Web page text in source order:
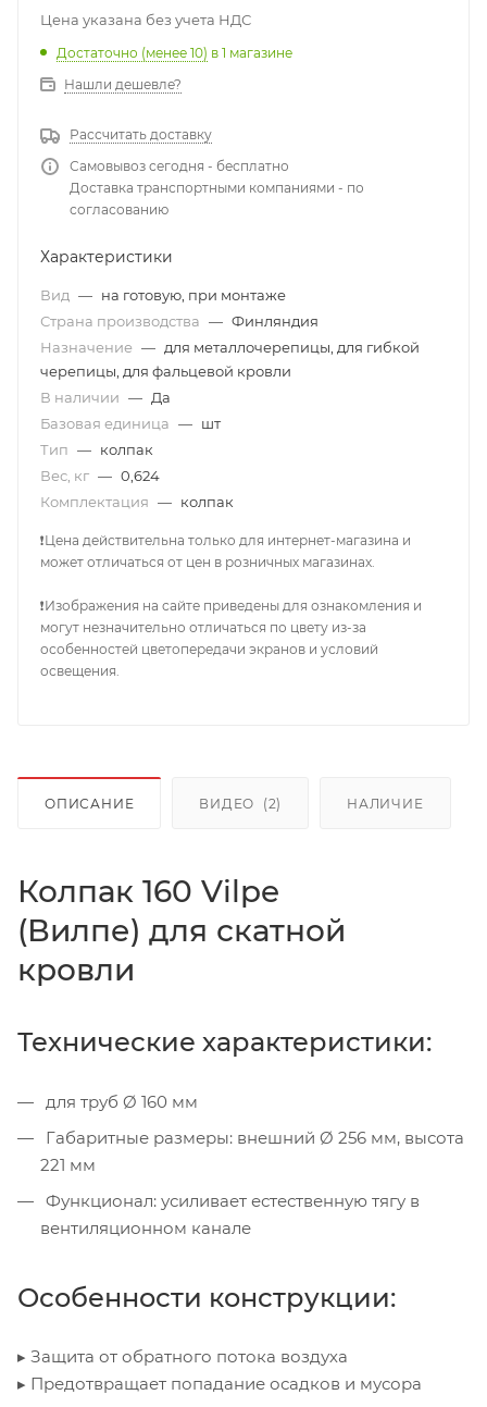
Цена указана без учета НДС
Достаточно (менее 10) в 1 магазине
Нашли дешевле?
Рассчитать доставку
Самовывоз сегодня - бесплатно
Доставка транспортными компаниями - по
согласованию
Характеристики
Вид — на готовую, при монтаже
Страна производства — Финляндия
Назначение — для металлочерепицы, для гибкой
черепицы, для фальцевой кровли
В наличии — Да
Базовая единица — шт
Тип — колпак
Вес, кг — 0,624
Комплектация — колпак
❗Цена действительна только для интернет-магазина и
может отличаться от цен в розничных магазинах.
❗Изображения на сайте приведены для ознакомления и
могут незначительно отличаться по цвету из-за
особенностей цветопередачи экранов и условий
освещения.
ОПИСАНИЕ ВИДЕО (2) НАЛИЧИЕ
Колпак 160 Vilpe
(Вилпе) для скатной
кровли
Технические характеристики:
для труб Ø 160 мм
Габаритные размеры: внешний Ø 256 мм, высота
221 мм
Функционал: усиливает естественную тягу в
вентиляционном канале
Особенности конструкции:
▸ Защита от обратного потока воздуха
▸ Предотвращает попадание осадков и мусора